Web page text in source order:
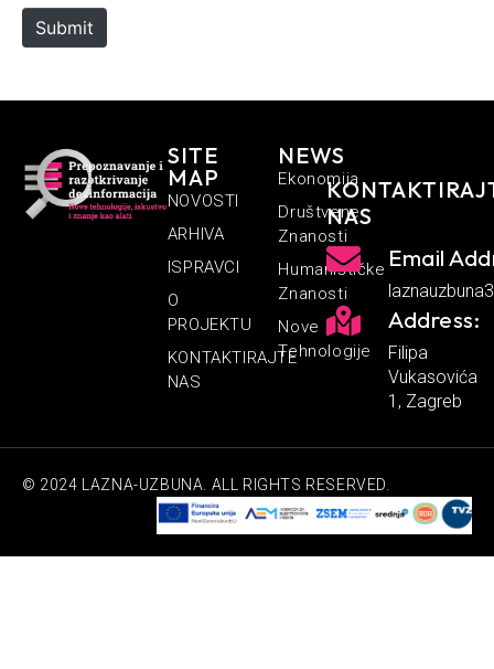
e
Submit
SITE
MAP
NOVOSTI
ARHIVA
ISPRAVCI
O
PROJEKTU
KONTAKTIRAJTE
NAS
NEWS
Ekonomija
Društvene
Znanosti
Humanističke
Znanosti
Nove
Tehnologije
NAS
Email
Address:
Filipa
Vukasovića
1, Zagreb
© 2024 LAZNA-UZBUNA. ALL RIGHTS RESERVED.